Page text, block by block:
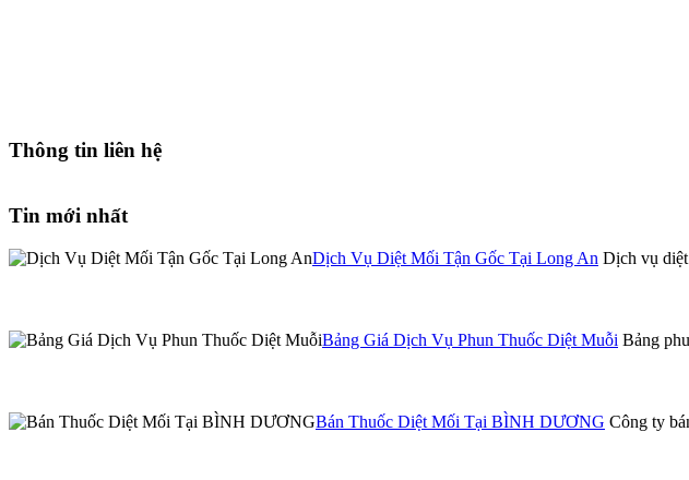
Thông tin liên hệ
Tin mới nhất
Dịch Vụ Diệt Mối Tận Gốc Tại Long An Dịch vụ
Bảng Giá Dịch Vụ Phun Thuốc Diệt Muỗi Bảng
Bán Thuốc Diệt Mối Tại BÌNH DƯƠNG Công ty